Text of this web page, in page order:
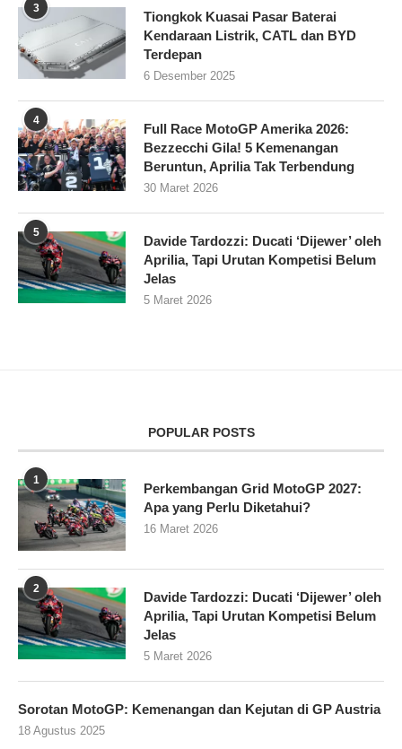
3
Tiongkok Kuasai Pasar Baterai
Kendaraan Listrik, CATL dan BYD
Terdepan
6 Desember 2025
4
Full Race MotoGP Amerika 2026:
Bezzecchi Gila! 5 Kemenangan
Beruntun, Aprilia Tak Terbendung
30 Maret 2026
5
Davide Tardozzi: Ducati ‘Dijewer’ oleh
Aprilia, Tapi Urutan Kompetisi Belum
Jelas
5 Maret 2026
POPULAR POSTS
1
Perkembangan Grid MotoGP 2027:
Apa yang Perlu Diketahui?
16 Maret 2026
2
Davide Tardozzi: Ducati ‘Dijewer’ oleh
Aprilia, Tapi Urutan Kompetisi Belum
Jelas
5 Maret 2026
Sorotan MotoGP: Kemenangan dan Kejutan di GP Austria
18 Agustus 2025